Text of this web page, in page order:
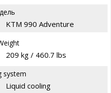
KTM 990 Adventure
209 kg / 460.7 lbs
system
Liquid cooling